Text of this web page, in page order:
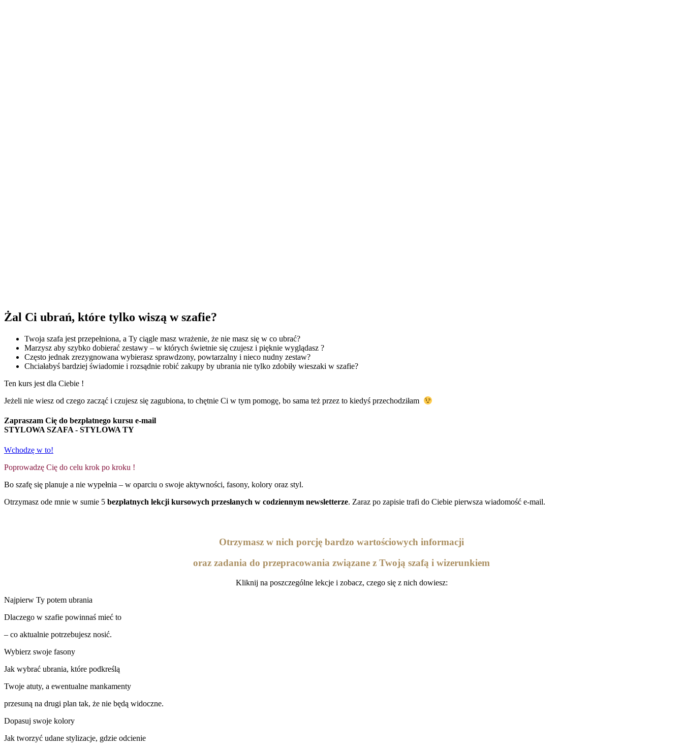
Żal Ci ubrań, które tylko wiszą w szafie?
Twoja szafa jest przepełniona, a Ty ciągle masz wrażenie, że nie masz się w co ubrać?
Marzysz aby szybko dobierać zestawy – w których świetnie się czujesz i pięknie wyglądasz ?
Często jednak zrezygnowana wybierasz sprawdzony, powtarzalny i nieco nudny zestaw?
Chciałabyś bardziej świadomie i rozsądnie robić zakupy by ubrania nie tylko zdobiły wieszaki w szafie?
Ten kurs jest dla Ciebie !
Jeżeli nie wiesz od czego zacząć i czujesz się zagubiona, to chętnie Ci w tym pomogę, bo sama też przez to kiedyś przechodziłam
Zapraszam Cię do bezpłatnego kursu e-mail
STYLOWA SZAFA - STYLOWA TY
Wchodzę w to!
Poprowadzę Cię do celu krok po kroku !
Bo szafę się planuje a nie wypełnia – w oparciu o swoje aktywności, fasony, kolory oraz styl.
Otrzymasz ode mnie w sumie 5 bezpłatnych lekcji kursowych przesłanych w codziennym newsletterze. Zaraz po zapisie trafi do Ciebie pierwsza wiadomość e-mail.
Otrzymasz w nich porcję bardzo wartościowych informacji
oraz zadania do przepracowania związane z Twoją szafą i wizerunkiem
Kliknij na poszczególne lekcje i zobacz, czego się z nich dowiesz:
Najpierw Ty potem ubrania
Dlaczego w szafie powinnaś mieć to
– co aktualnie potrzebujesz nosić.
Wybierz swoje fasony
Jak wybrać ubrania, które podkreślą
Twoje atuty, a ewentualne mankamenty
przesuną na drugi plan tak, że nie będą widoczne.
Dopasuj swoje kolory
Jak tworzyć udane stylizacje, gdzie odcienie